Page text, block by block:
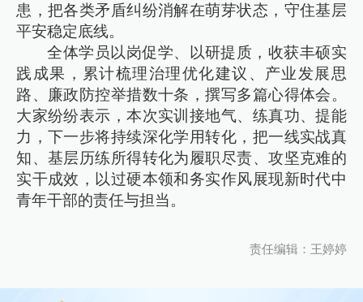
患，把各类矛盾纠纷消解在萌芽状态，守住基层
平安稳定底线。
全体学员以岗促学、以研提质，收获丰硕实
践成果，累计梳理治理优化建议、产业发展思
路、廉政防控举措数十条，撰写多篇心得体会。
大家纷纷表示，本次实训接地气、练真功、提能
力，下一步将持续深化学用转化，把一线实战真
知、基层历练所得转化为履职尽责、攻坚克难的
实干成效，以过硬本领和务实作风展现新时代中
青年干部的责任与担当。
责任编辑：王婷婷